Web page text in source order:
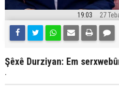
19:03 27
Şêxê Durziyan: Em
.